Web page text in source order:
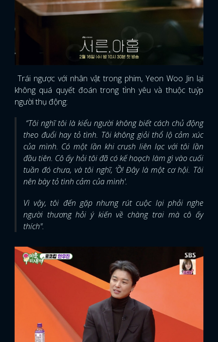
Trái ngược với nhân vật trong phim, Yeon Woo Jin lại
không quá quyết đoán trong tình yêu và thuộc tuýp
người thụ động:
“Tôi nghĩ tôi là kiểu người không biết cách chủ động
theo đuổi hay tỏ tình. Tôi không giỏi thổ lộ cảm xúc
của mình. Có một lần khi crush liên lạc với tôi lần
đầu tiên. Cô ấy hỏi tôi đã có kế hoạch làm gì vào cuối
tuần đó chưa, và tôi nghĩ, ‘Ồ! Đây là một cơ hội. Tôi
nên bày tỏ tình cảm của mình'.
Vì vậy, tôi đến gặp nhưng rút cuộc lại phải nghe
người thương hỏi ý kiến về chàng trai mà cô ấy
thích".